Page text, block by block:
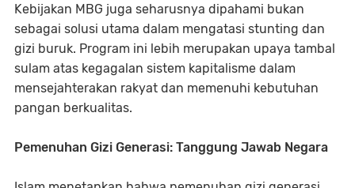
Kebijakan MBG juga seharusnya dipahami bukan
sebagai solusi utama dalam mengatasi stunting dan
gizi buruk. Program ini lebih merupakan upaya tambal
sulam atas kegagalan sistem kapitalisme dalam
mensejahterakan rakyat dan memenuhi kebutuhan
pangan berkualitas.
Pemenuhan Gizi Generasi: Tanggung Jawab Negara